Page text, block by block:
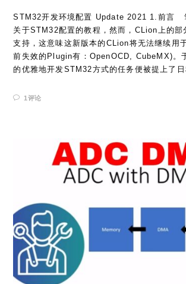
STM32开发环境配置 Update 2021 1.前言
关于STM32配置的教程，然而，CLion上的部
支持，这意味这新版本的CLion将无法继续用
前失效的Plugin有：OpenOCD, CubeMX)。
的优雅地开发STM32方式的任务便被提上了
1评论